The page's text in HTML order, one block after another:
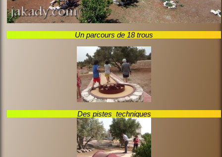
Un parcours de 18 trous
Des pistes techniques